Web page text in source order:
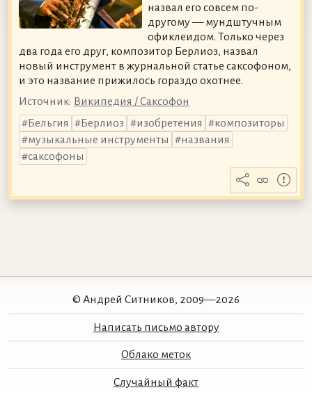
назвал его совсем по-
другому — мундштучным
офиклеидом. Только через
два года его друг, композитор Берлиоз, назвал
новый инструмент в журнальной статье саксофоном,
и это название прижилось гораздо охотнее.
Источник: Википедия / Саксофон
Бельгия
Берлиоз изобретения
композиторы
музыкальные инструменты
названия
саксофоны
© Андрей Ситников, 2009—2026
Написать письмо автору
Облако меток
Случайный факт